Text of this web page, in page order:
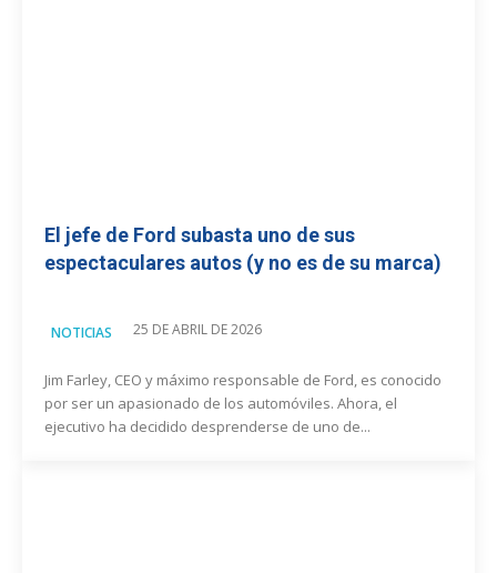
El jefe de Ford subasta uno de sus
espectaculares autos (y no es de su marca)
NOTICIAS 25 DE ABRIL DE 2026
Jim Farley, CEO y máximo responsable de Ford, es conocido
por ser un apasionado de los automóviles. Ahora, el
ejecutivo ha decidido desprenderse de uno de...